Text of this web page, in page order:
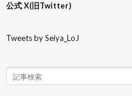
公式 X(旧Twitter)
Tweets by Seiya_LoJ